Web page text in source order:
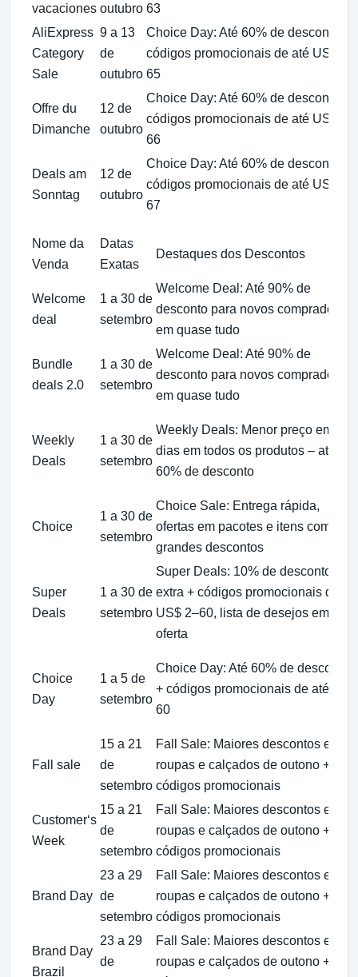
vacaciones outubro 63
AliExpress
Category
Sale
9 a 13
de
outubro
Choice Day: Até 60% de desconto +
códigos promocionais de até US$
65
Offre du
Dimanche
12 de
outubro
Choice Day: Até 60% de desconto +
códigos promocionais de até US$
66
Deals am
Sonntag
12 de
outubro
Choice Day: Até 60% de desconto +
códigos promocionais de até US$
67
Nome da
Venda
Datas
Exatas
Destaques dos Descontos
Welcome
deal
1 a 30 de
setembro
Welcome Deal: Até 90% de
desconto para novos compradores
em quase tudo
Bundle
deals 2.0
1 a 30 de
setembro
Welcome Deal: Até 90% de
desconto para novos compradores
em quase tudo
Weekly
Deals
1 a 30 de
setembro
Weekly Deals: Menor preço em 30
dias em todos os produtos – até
60% de desconto
Choice
1 a 30 de
setembro
Choice Sale: Entrega rápida,
ofertas em pacotes e itens com
grandes descontos
Super
Deals
1 a 30 de
setembro
Super Deals: 10% de desconto
extra + códigos promocionais de
US$ 2–60, lista de desejos em
oferta
Choice
Day
1 a 5 de
setembro
Choice Day: Até 60% de desconto
+ códigos promocionais de até US$
60
Fall sale
15 a 21
de
setembro
Fall Sale: Maiores descontos em
roupas e calçados de outono +
códigos promocionais
Customer‘s
Week
15 a 21
de
setembro
Fall Sale: Maiores descontos em
roupas e calçados de outono +
códigos promocionais
Brand Day
23 a 29
de
setembro
Fall Sale: Maiores descontos em
roupas e calçados de outono +
códigos promocionais
Brand Day
Brazil
23 a 29
de
Fall Sale: Maiores descontos em
roupas e calçados de outono +